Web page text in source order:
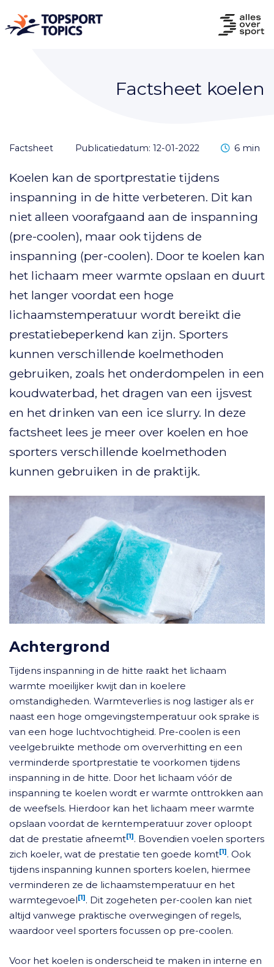
Factsheet koelen
factsheet Publicatiedatum: 12-01-2022 Leestijd
6 min
Koelen kan de sportprestatie tijdens
inspanning in de hitte verbeteren. Dit kan
niet alleen voorafgaand aan de inspanning
(pre-coolen), maar ook tijdens de
inspanning (per-coolen). Door te koelen kan
het lichaam meer warmte opslaan en duurt
het langer voordat een hoge
lichaamstemperatuur wordt bereikt die
prestatiebeperkend kan zijn. Sporters
kunnen verschillende koelmethoden
gebruiken, zoals het onderdompelen in een
koudwaterbad, het dragen van een ijsvest
en het drinken van een ice slurry. In deze
factsheet lees je meer over koelen en hoe
sporters verschillende koelmethoden
kunnen gebruiken in de praktijk.
Achtergrond
Tijdens inspanning in de hitte raakt het lichaam
warmte moeilijker kwijt dan in koelere
omstandigheden. Warmteverlies is nog lastiger als er
naast een hoge omgevingstemperatuur ook sprake is
van een hoge luchtvochtigheid. Pre-coolen is een
veelgebruikte methode om oververhitting en een
verminderde sportprestatie te voorkomen tijdens
inspanning in de hitte. Door het lichaam vóór de
inspanning te koelen wordt er warmte onttrokken aan
de weefsels. Hierdoor kan het lichaam meer warmte
opslaan voordat de kerntemperatuur zover oploopt
dat de prestatie afneemt[1]. Bovendien voelen sporters
zich koeler, wat de prestatie ten goede komt[1]. Ook
tijdens inspanning kunnen sporters koelen, hiermee
verminderen ze de lichaamstemperatuur en het
warmtegevoel[1]. Dit zogeheten per-coolen kan niet
altijd vanwege praktische overwegingen of regels,
waardoor veel sporters focussen op pre-coolen.
Voor het koelen is onderscheid te maken in interne en